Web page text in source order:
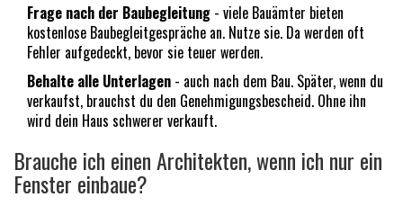
Frage nach der Baubegleitung - viele Bauämter bieten
kostenlose Baubegleitgespräche an. Nutze sie. Da werden oft
Fehler aufgedeckt, bevor sie teuer werden.
Behalte alle Unterlagen - auch nach dem Bau. Später, wenn du
verkaufst, brauchst du den Genehmigungsbescheid. Ohne ihn
wird dein Haus schwerer verkauft.
Brauche ich einen Architekten, wenn ich nur ein
Fenster einbaue?